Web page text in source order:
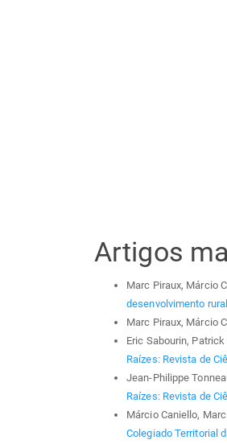
Artigos
Marc Piraux, Márcio
desenvolvimento
Marc Piraux, Márcio
Eric Sabourin,
Raízes: Revista de
Jean-Philippe
Raízes: Revista de
Márcio Caniello,
Colegiado Territorial